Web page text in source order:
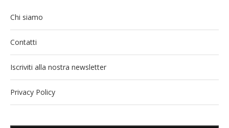
Chi siamo
Contatti
Iscriviti alla nostra newsletter
Privacy Policy